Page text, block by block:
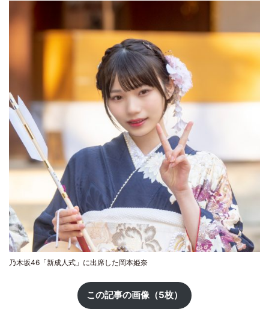
乃木坂46「新成人式」に出席した岡本姫奈
この記事の画像（5枚）